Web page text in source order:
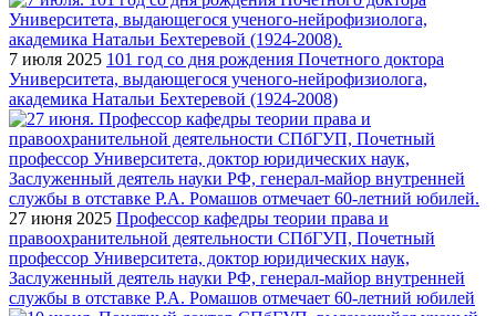
7 июля 2025 101 год со дня рождения Почетного доктора
Университета, выдающегося ученого-нейрофизиолога,
академика Натальи Бехтеревой (1924-2008)
27 июня 2025 Профессор кафедры теории права и
правоохранительной деятельности СПбГУП, Почетный
профессор Университета, доктор юридических наук,
Заслуженный деятель науки РФ, генерал-майор внутренней
службы в отставке Р.А. Ромашов отмечает 60-летний юбилей